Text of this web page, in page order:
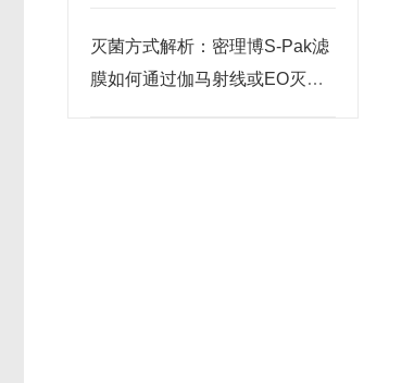
灭菌方式解析：密理博S-Pak滤
膜如何通过伽马射线或EO灭菌